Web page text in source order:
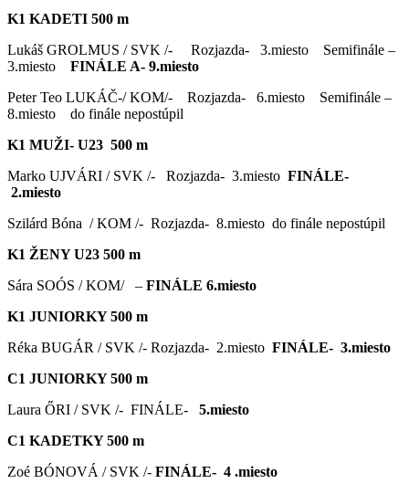
K1 KADETI 500 m
Lukáš GROLMUS / SVK /- Rozjazda- 3.miesto Semifinále –
3.miesto FINÁLE A- 9.miesto
Peter Teo LUKÁČ-/ KOM/- Rozjazda- 6.miesto Semifinále –
8.miesto do finále nepostúpil
K1 MUŽI- U23 500 m
Marko UJVÁRI / SVK /- Rozjazda- 3.miesto FINÁLE-
2.miesto
Szilárd Bóna / KOM /- Rozjazda- 8.miesto do finále nepostúpil
K1 ŽENY U23 500 m
Sára SOÓS / KOM/ – FINÁLE 6.miesto
K1 JUNIORKY 500 m
Réka BUGÁR / SVK /- Rozjazda- 2.miesto FINÁLE- 3.miesto
C1 JUNIORKY 500 m
Laura ŐRI / SVK /- FINÁLE- 5.miesto
C1 KADETKY 500 m
Zoé BÓNOVÁ / SVK /- FINÁLE- 4 .miesto